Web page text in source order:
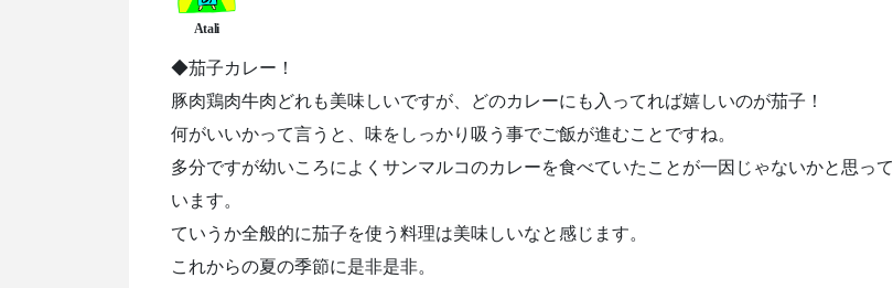
◆茄子カレー！
豚肉鶏肉牛肉どれも美味しいですが、どのカレーにも入ってれば嬉しいのが茄子！
何がいいかって言うと、味をしっかり吸う事でご飯が進むことですね。
多分ですが幼いころによくサンマルコのカレーを食べていたことが一因じゃないかと思って
います。
ていうか全般的に茄子を使う料理は美味しいなと感じます。
これからの夏の季節に是非是非。